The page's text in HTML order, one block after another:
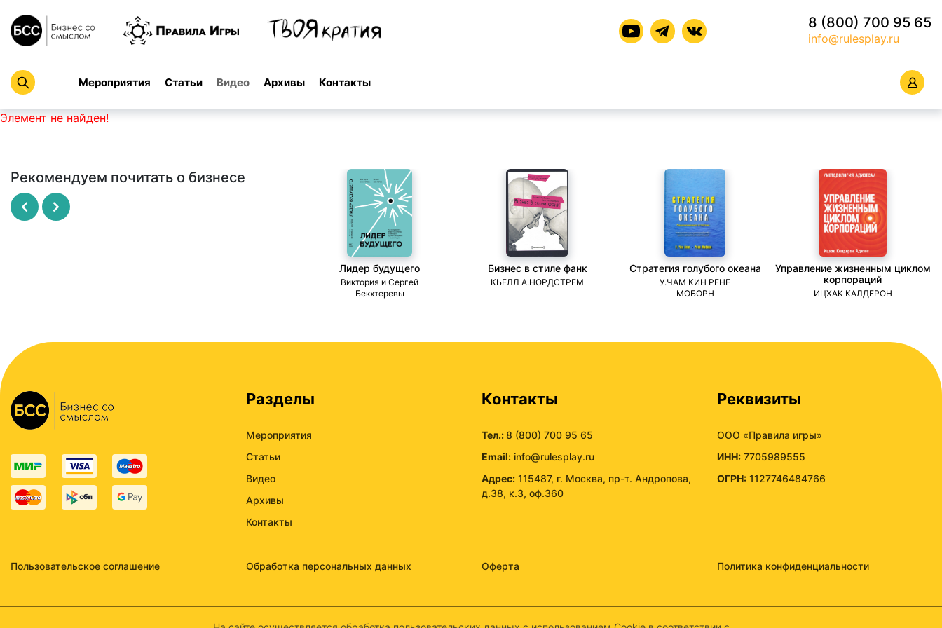
8 (800) 700 95 65
info@rulesplay.ru
Мероприятия Статьи Видео Архивы Контакты
Элемент не найден!
Рекомендуем почитать о бизнесе
Лидер будущего
Виктория и Сергей
Бекхтеревы
Бизнес в стиле фанк
КЬЕЛЛ А.НОРДСТРЕМ
Стратегия голубого океана
У.ЧАМ КИН РЕНЕ
МОБОРН
Управление жизненным циклом
корпораций
ИЦХАК КАЛДЕРОН
Разделы
Мероприятия
Статьи
Видео
Архивы
Контакты
Контакты
Тел.:8 (800) 700 95 65
Email: info@rulesplay.ru
Адрес: 115487, г. Москва, пр-т. Андропова,
д.38, к.3, оф.360
Реквизиты
ООО «Правила игры»
ИНН: 7705989555
ОГРН: 1127746484766
Пользовательское соглашение Обработка персональных данных Оферта Политика конфиденциальности